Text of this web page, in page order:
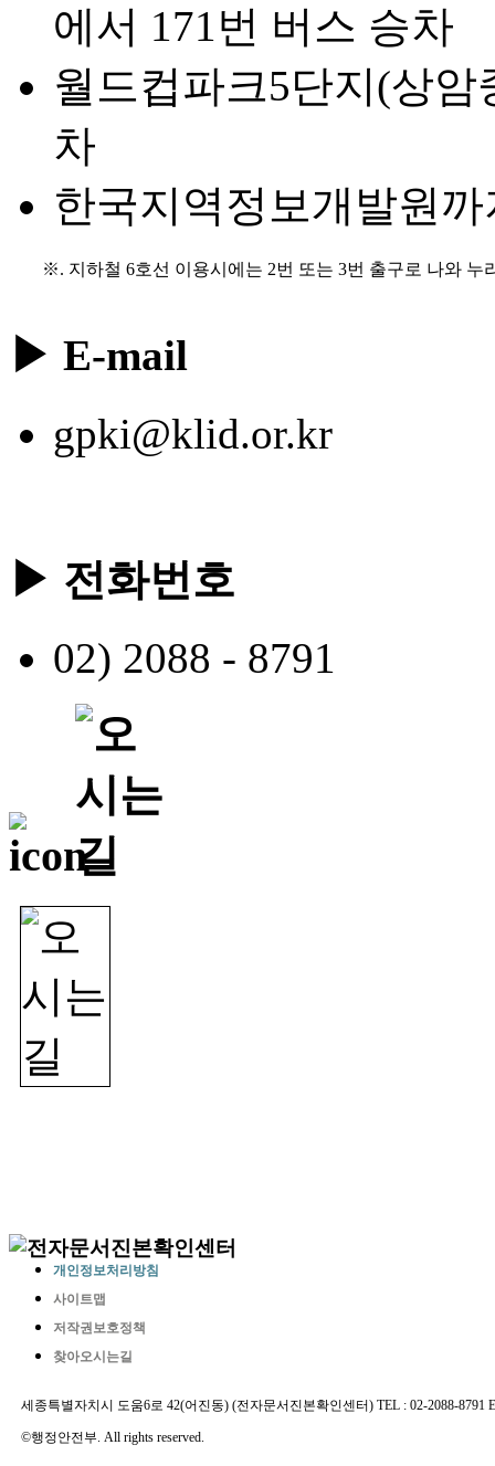
에서 171번 버스 승차
월드컵파크5단지(상
차
한국지역정보개발원
※. 지하철 6호선 이용시에는 2번 또는 3번 출구로 나와
▶ E-mail
gpki@klid.or.kr
▶ 전화번호
02) 2088 - 8791
개인정보처리방침
사이트맵
저작권보호정책
찾아오시는길
세종특별자치시 도움6로 42(어진동) (전자문서진본확인센터) TEL : 02-2088-8791
©행정안전부. All rights reserved.